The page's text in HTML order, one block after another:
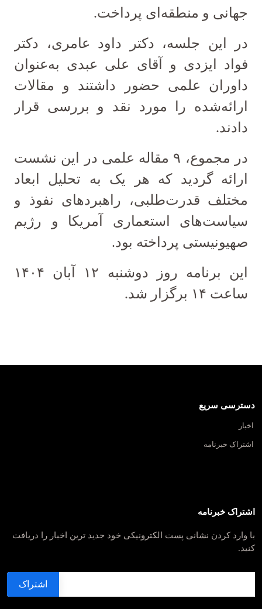
جهانی و منطقه‌ای پرداخت.
در این جلسه، دکتر داود عامری، دکتر
فواد ایزدی و آقای علی عبدی به‌عنوان
داوران علمی حضور داشتند و مقالات
ارائه‌شده را مورد نقد و بررسی قرار
دادند.
در مجموع، ۹ مقاله علمی در این نشست
ارائه گردید که هر یک به تحلیل ابعاد
مختلف قدرت‌طلبی، راهبردهای نفوذ و
سیاست‌های استعماری آمریکا و رژیم
صهیونیستی پرداخته بود.
این برنامه روز دوشنبه ۱۲ آبان ۱۴۰۴
ساعت ۱۴ برگزار شد.
دسترسی سریع
اخبار
اشتراک خبرنامه
اشتراک خبرنامه
با وارد کردن نشانی پست الکترونیکی خود جدید ترین اخبار را دریافت
کنید.